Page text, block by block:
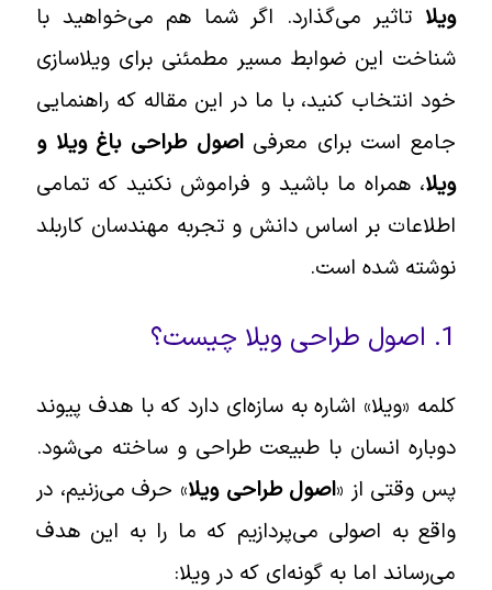
تاثیر می‌گذارد. اگر شما هم می‌خواهید با
شناخت این ضوابط مسیر مطمئنی برای ویلاسازی
خود انتخاب کنید، با ما در این مقاله که راهنمایی
جامع است برای معرفیاصول طراحی باغ ویلا و
، همراه ما باشید و فراموش نکنید که تمامی
اطلاعات بر اساس دانش و تجربه مهندسان کاربلد
نوشته شده است.
کلمه «ویلا» اشاره به سازه‌ای دارد که با هدف پیوند
دوباره انسان با طبیعت طراحی و ساخته می‌شود.
پس وقتی از « اصول طراحی ویلا» حرف می‌زنیم، در
واقع به اصولی می‌پردازیم که ما را به این هدف
می‌رساند اما به گونه‌ای که در ویلا: